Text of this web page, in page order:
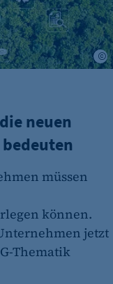
neuen
müssen
können.
jetzt
Thematik